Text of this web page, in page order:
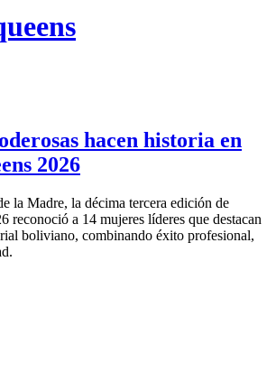
hacen historia en
2026
la Madre, la décima tercera edición de
reconoció a 14 mujeres líderes que destacan
boliviano, combinando éxito profesional,